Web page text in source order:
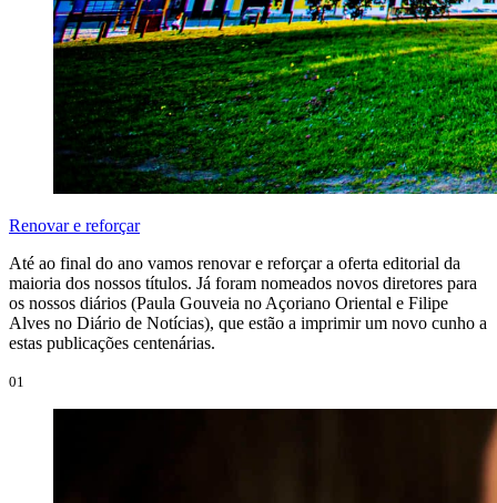
Renovar e reforçar
Até ao final do ano vamos renovar e reforçar a oferta editorial da
maioria dos nossos títulos. Já foram nomeados novos diretores para
os nossos diários (Paula Gouveia no Açoriano Oriental e Filipe
Alves no Diário de Notícias), que estão a imprimir um novo cunho a
estas publicações centenárias.
01